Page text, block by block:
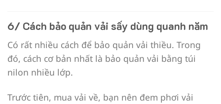
6/ Cách bảo quản vải sấy dùng quanh năm
Có rất nhiều cách để bảo quản vải thiều. Trong
đó, cách cơ bản nhất là bảo quản vải bằng túi
nilon nhiều lớp.
Trước tiên, mua vải về, bạn nên đem phơi vải